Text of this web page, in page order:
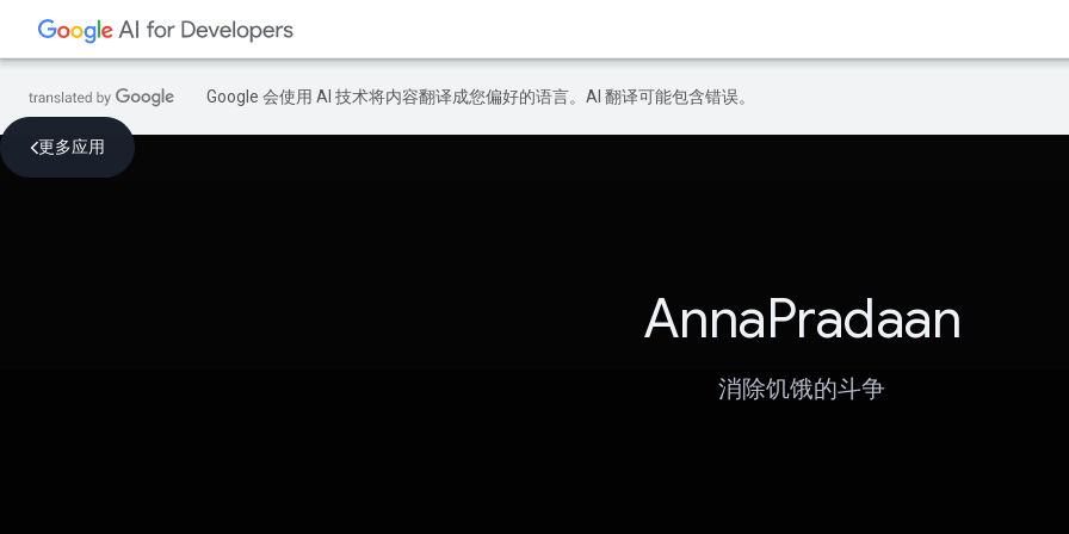
Google 会使用 AI 技术将内容翻译成您偏好的语言。AI 翻译可能包含错误。
更多应用
AnnaPradaan
消除饥饿的斗争